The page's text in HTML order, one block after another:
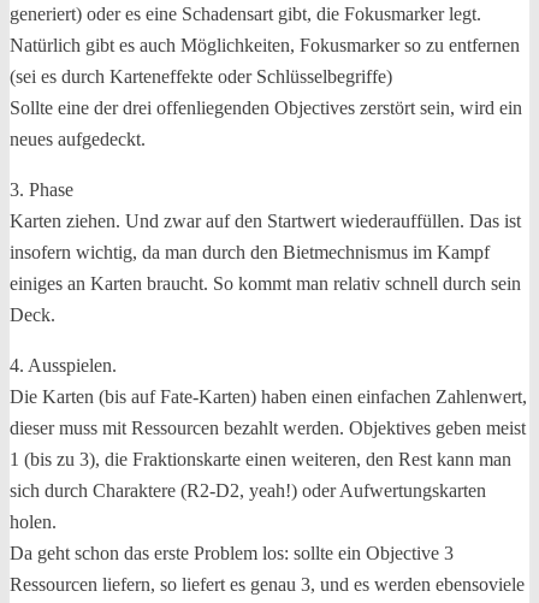
generiert) oder es eine Schadensart gibt, die Fokusmarker legt.
Natürlich gibt es auch Möglichkeiten, Fokusmarker so zu entfernen
(sei es durch Karteneffekte oder Schlüsselbegriffe)
Sollte eine der drei offenliegenden Objectives zerstört sein, wird ein
neues aufgedeckt.
3. Phase
Karten ziehen. Und zwar auf den Startwert wiederauffüllen. Das ist
insofern wichtig, da man durch den Bietmechnismus im Kampf
einiges an Karten braucht. So kommt man relativ schnell durch sein
Deck.
4. Ausspielen.
Die Karten (bis auf Fate-Karten) haben einen einfachen Zahlenwert,
dieser muss mit Ressourcen bezahlt werden. Objektives geben meist
1 (bis zu 3), die Fraktionskarte einen weiteren, den Rest kann man
sich durch Charaktere (R2-D2, yeah!) oder Aufwertungskarten
holen.
Da geht schon das erste Problem los: sollte ein Objective 3
Ressourcen liefern, so liefert es genau 3, und es werden ebensoviele